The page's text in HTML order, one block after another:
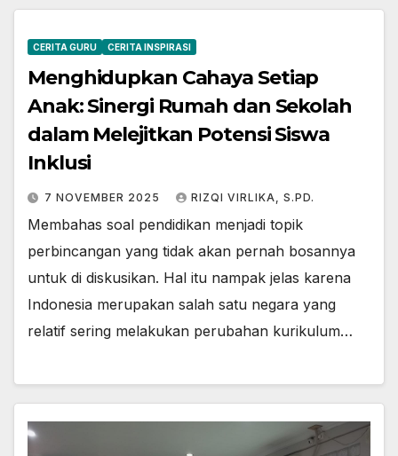
CERITA GURU CERITA INSPIRASI
Menghidupkan Cahaya Setiap
Anak: Sinergi Rumah dan Sekolah
dalam Melejitkan Potensi Siswa
Inklusi
7 NOVEMBER 2025 RIZQI VIRLIKA, S.PD.
Membahas soal pendidikan menjadi topik
perbincangan yang tidak akan pernah bosannya
untuk di diskusikan. Hal itu nampak jelas karena
Indonesia merupakan salah satu negara yang
relatif sering melakukan perubahan kurikulum…